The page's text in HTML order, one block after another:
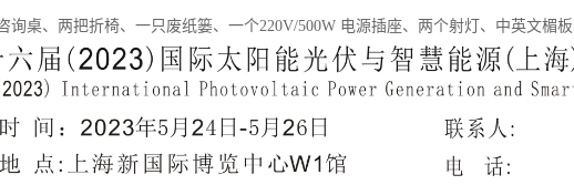
询桌、两把折椅、一只废纸篓、一个220V/500W 电源插座、两个射灯、中英文楣板